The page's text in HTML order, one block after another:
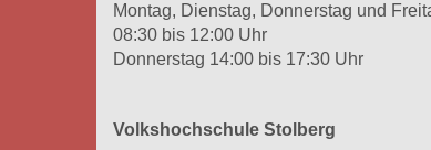
Montag, Dienstag, Donnerstag und
08:30 bis 12:00 Uhr
Donnerstag 14:00 bis 17:30 Uhr
Volkshochschule Stolberg